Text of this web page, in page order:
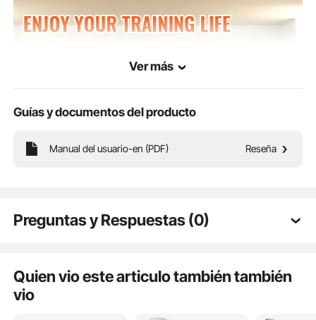
antideslizantes y respetuosas con el medio ambiente.
Ver más
Guías y documentos del producto
Manual del usuario-en (PDF) Reseña
Preguntas y Respuestas (0)
¿Es duradero el producto? ...
Haz la primera pregunta
Quien vio este articulo también también
vio